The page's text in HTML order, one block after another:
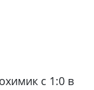
с 1:0 в